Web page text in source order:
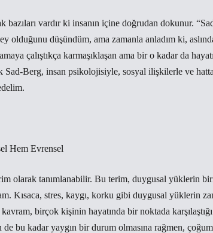
bazıları vardır ki insanın içine doğrudan dokunur.
olduğunu düşündüm, ama zamanla anladım ki,
çalıştıkça karmaşıklaşan ama bir o kadar da
Berg, insan psikolojisiyle, sosyal ilişkilerle ve
Hem Evrensel
olarak tanımlanabilir. Bu terim, duygusal yüklerin
Kısaca, stres, kaygı, korku gibi duygusal yüklerin
birçok kişinin hayatında bir noktada
bu kadar yaygın bir durum olmasına rağmen,